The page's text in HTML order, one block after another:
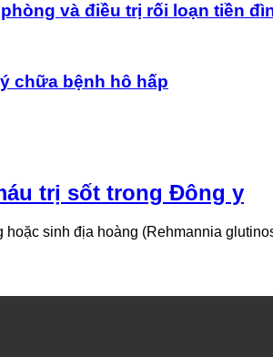
và điều trị rối loạn tiền
chữa bệnh hô hấp
trị sốt trong Đông y
sinh địa hoàng (Rehmannia